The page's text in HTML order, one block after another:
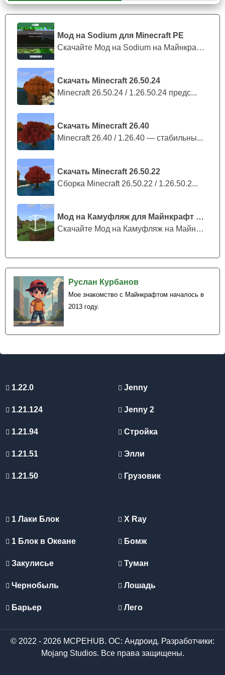
Мод на Sodium для Minecraft PE
Скачайте Мод на Sodium на Майнкрафт П...
Скачать Minecraft 26.50.24
Minecraft 26.50.24 / 1.26.50.24 предс...
Скачать Minecraft 26.40
Minecraft 26.40 / 1.26.40 — стабильны...
Скачать Minecraft 26.50.22
Сборка Minecraft 26.50.22 / 1.26.50.2...
Мод на Камуфляж для Майнкрафт ПЕ
Скачайте Мод на Камуфляж на Майнкрафт...
Руслан Курбанов
Мое знакомство с Майнкрафтом началось в
2013 году.
получить экипировку своих любимых героев.
Сначала нужно открыть свой инвентарь в игре, где
вместо стандартной брони игроков ожидают
уникальные космические костюмы.Создатель
предложилпять разных вариаций цвета,
соответствуют оригинальному дизайну.
Еще один интересный момент заключается в том,
что эти наряды не имеют рукавов. Это придаёт их
внешнему виду больше сходства с персонажами
популярной игры.
Чтобы активировать данную текстуру, необходимо
перейти в меню и включить режим креатива.
1.22.0
1.21.124
1.21.94
1.21.51
1.21.50
Jenny
Jenny 2
Стройка
Элли
Грузовик
1 Лаки Блок
1 Блок в Океане
Закулисье
Чернобыль
Барьер
X Ray
Бомж
Туман
Лошадь
Лего
© 2022 - 2026 MCPEHUB. ОС: Андроид. Разработчики:
Mojang Studios. Все права защищены.